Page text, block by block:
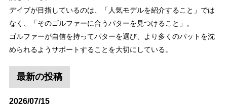
デイブが目指しているのは、「人気モデルを紹介すること」では
なく、「そのゴルファーに合うパターを見つけること」。
ゴルファーが自信を持ってパターを選び、より多くのパットを沈
められるようサポートすることを大切にしている。
最新の投稿
2026/07/15